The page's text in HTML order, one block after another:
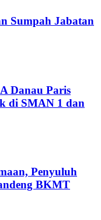
Sumpah Jabatan
Danau Paris
di SMAN 1 dan
Penyuluh
BKMT